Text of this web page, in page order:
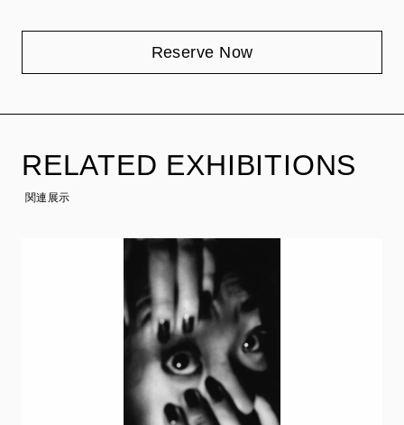
Reserve Now
RELATED EXHIBITIONS
関連展示